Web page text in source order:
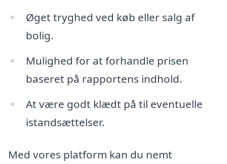
Øget tryghed ved køb eller salg af
bolig.
Mulighed for at forhandle prisen
baseret på rapportens indhold.
At være godt klædt på til eventuelle
istandsættelser.
Med vores platform kan du nemt